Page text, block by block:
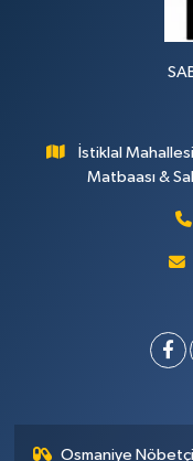
İstiklal
Matbaası &
Osmaniye Nöbetçi